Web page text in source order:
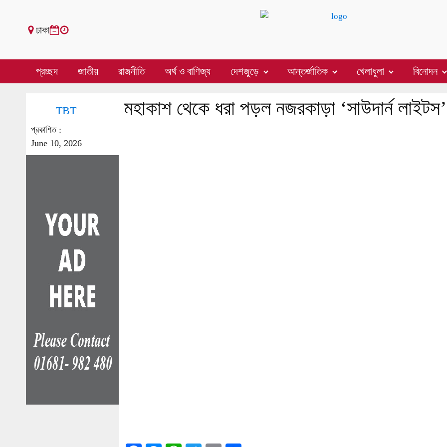
ঢাকা
প্রচ্ছদ জাতীয় রাজনীতি অর্থ ও বাণিজ্য দেশজুড়ে আন্তর্জাতিক খেলাধুলা বিনোদন
TBT
প্রকাশিত :
June 10, 2026
মহাকাশ থেকে ধরা পড়ল নজরকাড়া ‘সাউদার্ন লাইটস’